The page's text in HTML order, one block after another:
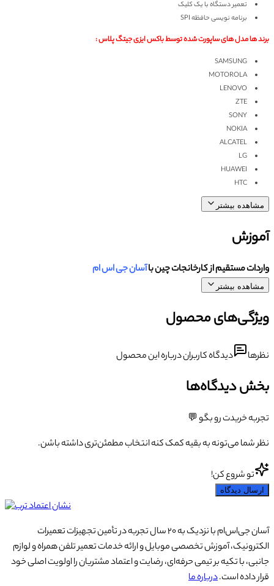
تعمیر دستگاه با یک کلیک
برنامه نویسی حافظه SPI
برند ها مدل های ساپورت شده توسط باکس ایزی جیتگ پلاس :
SAMSUNG
MOTOROLA
LENOVO
ZTE
SONY
NOKIA
ALCATEL
LG
HUAWEI
HTC
مشاهده بیشتر
آموزش
واردات مستقیم از کارخانجات چین باآسان جی اس ام
مشاهده بیشتر
ویژگی‌های محصول
نظرها دیدگاه کاربران درباره این محصول
بخش دیدگاه‌ها
تجربه خریدت رو بگو 💬
نظر شما می‌تونه به بقیه کمک کنه انتخاب مطمئن‌تری داشته باشن.
تو شروع کن!
ارسال دیدگاه
آسان جی‌اس‌ام با نزدیک به ۲۰ سال تجربه در تأمین تجهیزات تعمیرات
الکترونیک، آموزش تخصصی موبایل و ارائه خدمات تعمیر تلفن همراه و لوازم
جانبی، با تکیه بر تیمی حرفه‌ای، رضایت و اعتماد مشتریان را اولویت اصلی خود
قرار داده است.درباره ما